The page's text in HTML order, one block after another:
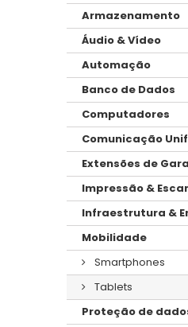
Armazenamento
Áudio & Vídeo
Automação
Banco de Dados
Computadores
Comunicação
Extensões de
Impressão &
Infraestrutura &
Mobilidade
Smartphones
Tablets
Proteção de